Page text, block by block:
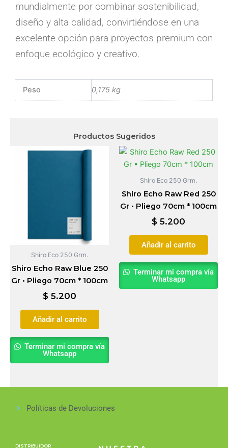
mundialmente por combinar sostenibilidad,
diseño y alta calidad, convirtiéndose en una
excelente opción para proyectos premium con
enfoque ecológico y creativo.
Peso 0,175 kg
Productos Sugeridos
Shiro Eco 250 Grm.
Shiro Echo Raw Blue 250
Gr • Pliego 70cm * 100cm
$ 5.200
Añadir al carrito
Terminar mi compra vía
Whatsapp
Shiro Eco 250 Grm.
Shiro Echo Raw Red 250
Gr • Pliego 70cm * 100cm
$ 5.200
Añadir al carrito
Terminar mi compra vía
Whatsapp
Políticas de Devoluciones
DISTRIBUIDOR